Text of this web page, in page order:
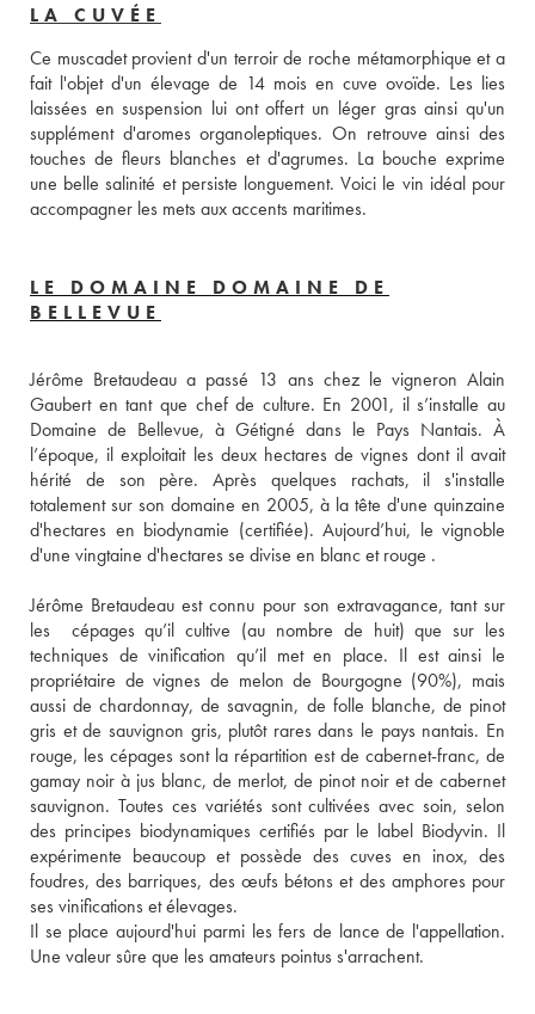
LA CUVÉE
Ce muscadet provient d'un terroir de roche métamorphique et a
fait l'objet d'un élevage de 14 mois en cuve ovoïde. Les lies
laissées en suspension lui ont offert un léger gras ainsi qu'un
supplément d'aromes organoleptiques. On retrouve ainsi des
touches de fleurs blanches et d'agrumes. La bouche exprime
une belle salinité et persiste longuement. Voici le vin idéal pour
accompagner les mets aux accents maritimes.
LE DOMAINE DOMAINE DE
BELLEVUE
Jérôme Bretaudeau a passé 13 ans chez le vigneron Alain
Gaubert en tant que chef de culture. En 2001, il s’installe au
Domaine de Bellevue, à Gétigné dans le Pays Nantais. À
l’époque, il exploitait les deux hectares de vignes dont il avait
hérité de son père. Après quelques rachats, il s'installe
totalement sur son domaine en 2005, à la tête d'une quinzaine
d'hectares en biodynamie (certifiée). Aujourd’hui, le vignoble
d'une vingtaine d'hectares se divise en blanc et rouge .
Jérôme Bretaudeau est connu pour son extravagance, tant sur
les  cépages qu’il cultive (au nombre de huit) que sur les
techniques de vinification qu’il met en place. Il est ainsi le
propriétaire de vignes de melon de Bourgogne (90%), mais
aussi de chardonnay, de savagnin, de folle blanche, de pinot
gris et de sauvignon gris, plutôt rares dans le pays nantais. En
rouge, les cépages sont la répartition est de cabernet-franc, de
gamay noir à jus blanc, de merlot, de pinot noir et de cabernet
sauvignon. Toutes ces variétés sont cultivées avec soin, selon
des principes biodynamiques certifiés par le label Biodyvin. Il
expérimente beaucoup et possède des cuves en inox, des
foudres, des barriques, des œufs bétons et des amphores pour
ses vinifications et élevages.
Il se place aujourd'hui parmi les fers de lance de l'appellation.
Une valeur sûre que les amateurs pointus s'arrachent.